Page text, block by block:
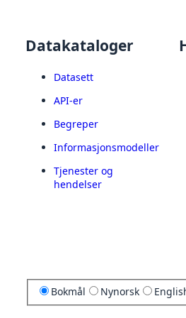
Datakataloger
Datasett
API-er
Begreper
Informasjonsmodeller
Tjenester og
hendelser
Bokmål Nynorsk